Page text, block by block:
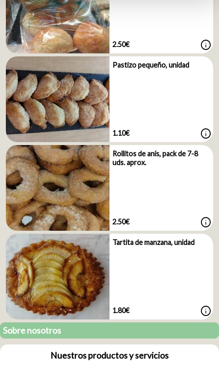
2.50€ info
Pastizo pequeño, unidad
1.10€ info
Rollitos de anís, pack de 7-8
uds. aprox.
2.50€ info
Tartita de manzana, unidad
1.80€ info
Sobre nosotros
Nuestros productos y servicios